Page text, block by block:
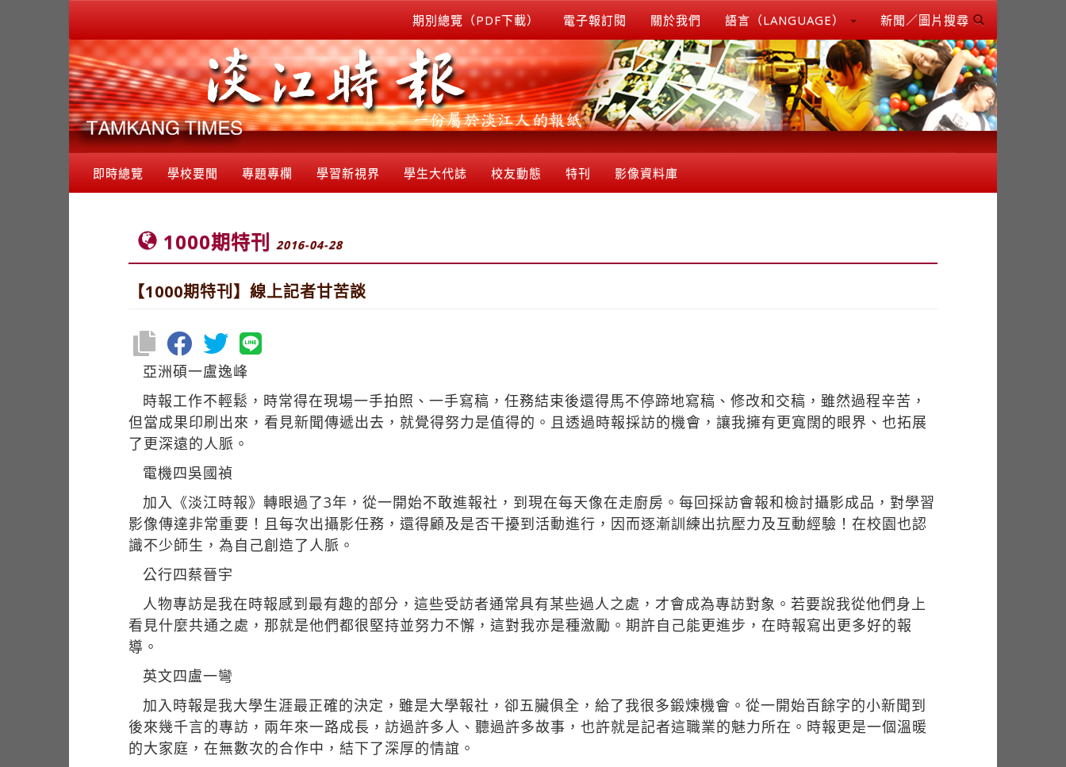
期別總覽（PDF下載） 電子報訂閱 關於我們 語言（LANGUAGE） 新聞／圖片搜尋
即時總覽 學校要聞 專題專欄 學習新視界 學生大代誌 校友動態 特刊 影像資料庫
1000期特刊 2016-04-28
【1000期特刊】線上記者甘苦談
亞洲碩一盧逸峰
時報工作不輕鬆，時常得在現場一手拍照、一手寫稿，任務結束後還得馬不停蹄地寫稿、修改和交稿，雖然過程辛苦，
但當成果印刷出來，看見新聞傳遞出去，就覺得努力是值得的。且透過時報採訪的機會，讓我擁有更寬闊的眼界、也拓展
了更深遠的人脈。
電機四吳國禎
加入《淡江時報》轉眼過了3年，從一開始不敢進報社，到現在每天像在走廚房。每回採訪會報和檢討攝影成品，對學習
影像傳達非常重要！且每次出攝影任務，還得顧及是否干擾到活動進行，因而逐漸訓練出抗壓力及互動經驗！在校園也認
識不少師生，為自己創造了人脈。
公行四蔡晉宇
人物專訪是我在時報感到最有趣的部分，這些受訪者通常具有某些過人之處，才會成為專訪對象。若要說我從他們身上
看見什麼共通之處，那就是他們都很堅持並努力不懈，這對我亦是種激勵。期許自己能更進步，在時報寫出更多好的報
導。
英文四盧一彎
加入時報是我大學生涯最正確的決定，雖是大學報社，卻五臟俱全，給了我很多鍛煉機會。從一開始百餘字的小新聞到
後來幾千言的專訪，兩年來一路成長，訪過許多人、聽過許多故事，也許就是記者這職業的魅力所在。時報更是一個溫暖
的大家庭，在無數次的合作中，結下了深厚的情誼。